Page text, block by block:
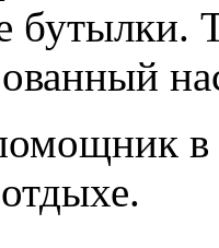
бутылки.
в